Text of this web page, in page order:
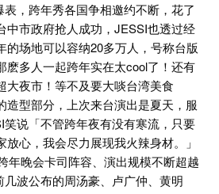
，跨年秀各国争相邀约不断，花了
中市政府抢人成功，JESSI也透过经
的场地可以容纳20多万人，号称台版
麽多人一起跨年实在太cool了！还有
大夜市！等不及要大啖台湾美食
造型部分，上次来台演出是夏天，服
说「不管跨年夜有没有寒流，只要
心，我会尽力展现我火辣身材。」
年晚会卡司阵容、演出规模不断超越
几波公布的周汤豪、卢广仲、黄明